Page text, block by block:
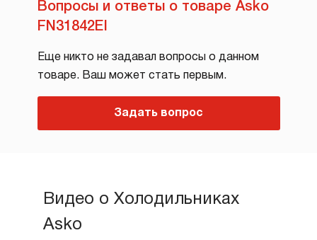
Вопросы и ответы о товаре Asko
FN31842EI
Еще никто не задавал вопросы о данном
товаре. Ваш может стать первым.
Задать вопрос
Видео о Холодильниках
Asko